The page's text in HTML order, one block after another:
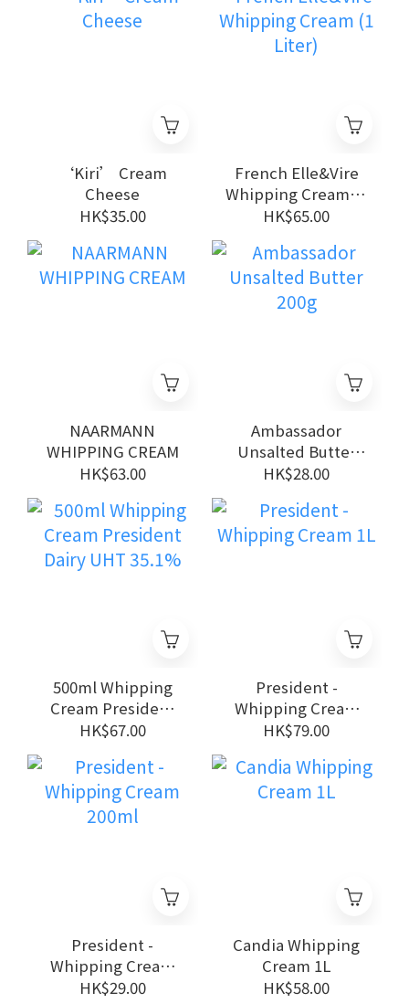
‘Kiri’ Cream
Cheese
HK$35.00
French Elle&Vire
Whipping Cream (1
Liter)
HK$65.00
NAARMANN
WHIPPING CREAM
HK$63.00
Ambassador
Unsalted Butter
200g
HK$28.00
500ml Whipping
Cream President
Dairy UHT 35.1%
HK$67.00
President -
Whipping Cream
1L
HK$79.00
President -
Whipping Cream
200ml
HK$29.00
Candia Whipping
Cream 1L
HK$58.00